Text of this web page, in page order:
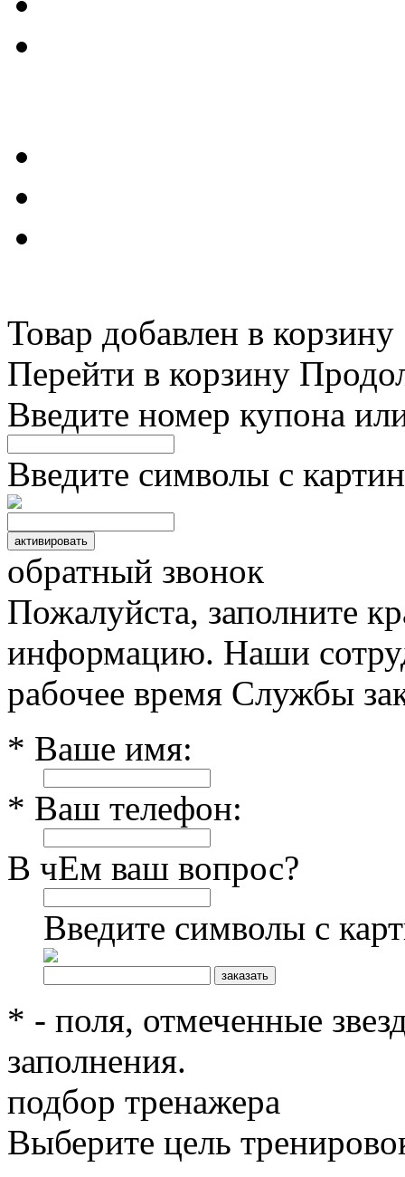
Товар добавлен в корзину
Перейти в корзину
Введите номер купона
Введите символы с
обратный звонок
Пожалуйста, заполните
информацию. Наши
рабочее время Службы
* Ваше имя:
* Ваш телефон:
В чЕм ваш вопрос?
Введите символы с
* - поля, отмеченные
заполнения.
подбор тренажера
Выберите цель